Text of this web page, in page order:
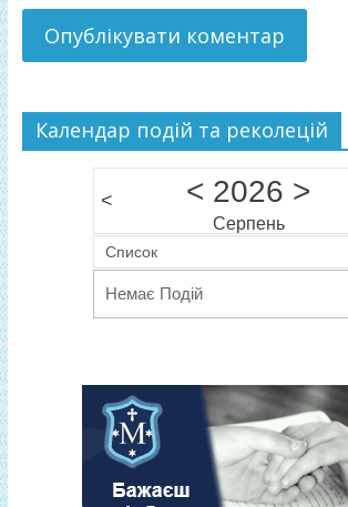
Календар подій та реколецій
< < 2026 >
Серпень
Список
Немає Подій